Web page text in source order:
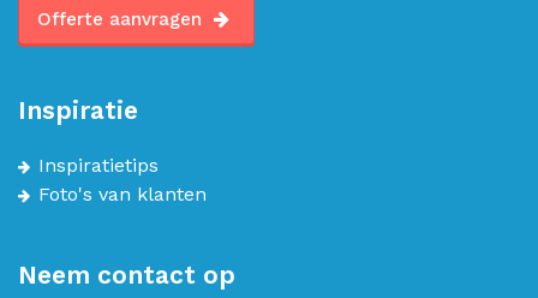
Offerte aanvragen
Inspiratie
Inspiratietips
Foto's van klanten
Neem contact op